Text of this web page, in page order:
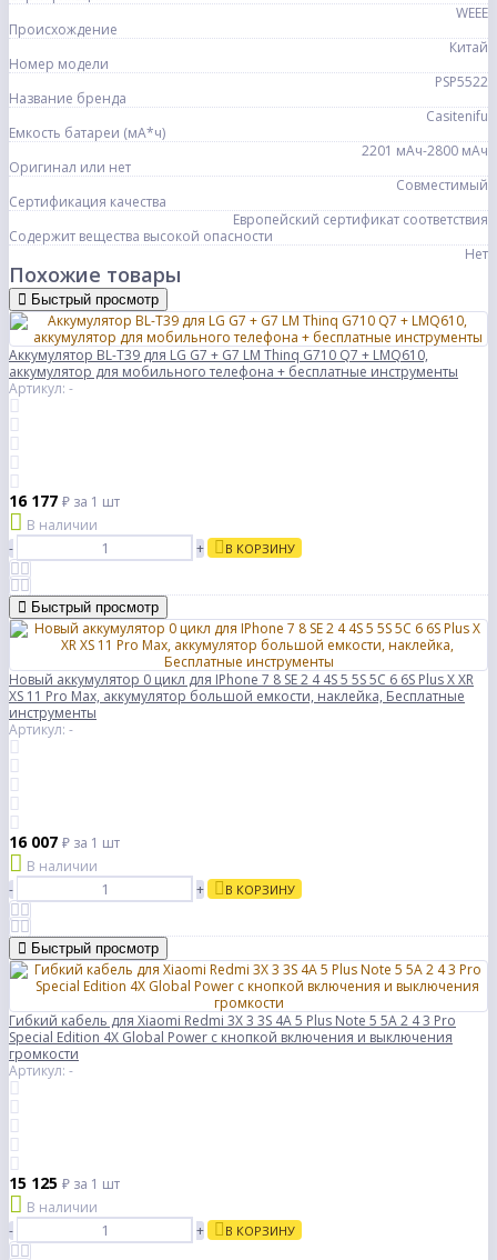
WEEE
Происхождение
Китай
Номер модели
PSP5522
Название бренда
Casitenifu
Емкость батареи (мА*ч)
2201 мАч-2800 мАч
Оригинал или нет
Совместимый
Сертификация качества
Европейский сертификат соответствия
Содержит вещества высокой опасности
Нет
Похожие товары
Быстрый просмотр
Аккумулятор BL-T39 для LG G7 + G7 LM Thinq G710 Q7 + LMQ610,
аккумулятор для мобильного телефона + бесплатные инструменты
Артикул: -
16 177 ₽ за 1 шт
В наличии
-
+ В КОРЗИНУ
Быстрый просмотр
Новый аккумулятор 0 цикл для IPhone 7 8 SE 2 4 4S 5 5S 5C 6 6S Plus X XR
XS 11 Pro Max, аккумулятор большой емкости, наклейка, Бесплатные
инструменты
Артикул: -
16 007 ₽ за 1 шт
В наличии
-
+ В КОРЗИНУ
Быстрый просмотр
Гибкий кабель для Xiaomi Redmi 3X 3 3S 4A 5 Plus Note 5 5A 2 4 3 Pro
Special Edition 4X Global Power с кнопкой включения и выключения
громкости
Артикул: -
15 125 ₽ за 1 шт
В наличии
-
+ В КОРЗИНУ